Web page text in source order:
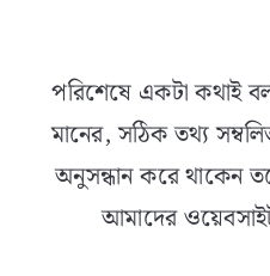
পরিশেষে একটা কথাই
মানের, সঠিক তথ্য
অনুসন্ধান করে থাকেন
আমাদের